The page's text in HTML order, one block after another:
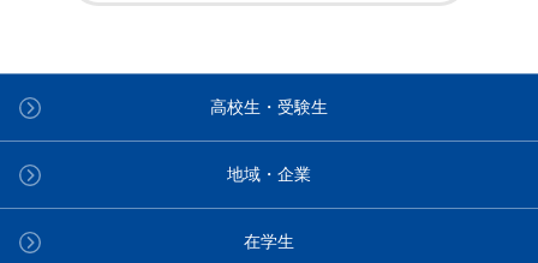
高校生・受験生
地域・企業
在学生